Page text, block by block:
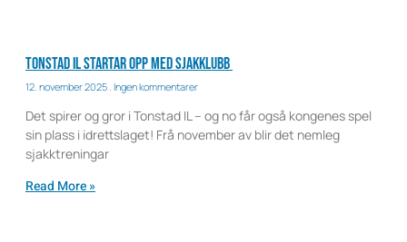
Tonstad IL startar opp med sjakklubb
12. november 2025 Ingen kommentarer
Det spirer og gror i Tonstad IL – og no får også kongenes spel
sin plass i idrettslaget! Frå november av blir det nemleg
sjakktreningar
Read More »